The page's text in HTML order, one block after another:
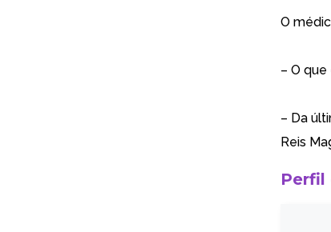
O
– O
– Da
Reis
Perfil